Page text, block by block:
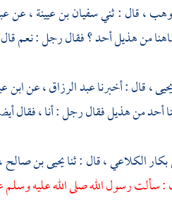
، قال : ثنيسفيان بن عيينة، عن
من هذيل أحد ؟ فقال رجل : نعم
، قال : أخبرناعبد الرزاق، عنابن
أحد من هذيل فقال رجل : أنا ، فقال
الكلاعي، قال : ثنايحيى بن صالح
: سألت رسول الله صلى الله عليه وسلم